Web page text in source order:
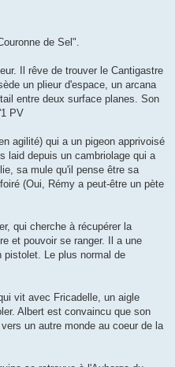
de Sel".
Il rêve de trouver le Cantigastre
un plieur d'espace, un arcana
entre deux surface planes. Son
PV
agilité) qui a un pigeon apprivoisé
laid depuis un cambriolage qui a
sa mule qu'il pense être sa
(Oui, Rémy a peut-être un pète
qui cherche à récupérer la
et pouvoir se ranger. Il a une
pistolet. Le plus normal de
vit avec Fricadelle, un aigle
Albert est convaincu que son
un autre monde au coeur de la